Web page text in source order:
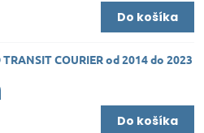
Do košíka
COURIER od 2014 do 2023
Do košíka